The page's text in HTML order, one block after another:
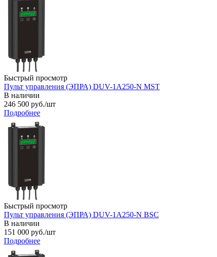
Быстрый просмотр
Пульт управления (ЭПРА) DUV-1A250-N MST
В наличии
246 500 руб./шт
Подробнее
Быстрый просмотр
Пульт управления (ЭПРА) DUV-1A250-N BSC
В наличии
151 000 руб./шт
Подробнее